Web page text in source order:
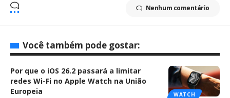
Nenhum comentário
Você também pode gostar:
WATCH
Por que o iOS 26.2 passará a limitar
redes Wi-Fi no Apple Watch na União
Europeia